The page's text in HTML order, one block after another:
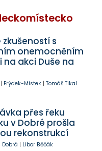
zkušeností s
onemocněním
na akci Duše na
| Frýdek-Místek| Tomáš Tikal
přes řeku
v Dobré prošla
rekonstrukcí
Dobrá | Libor Běčák